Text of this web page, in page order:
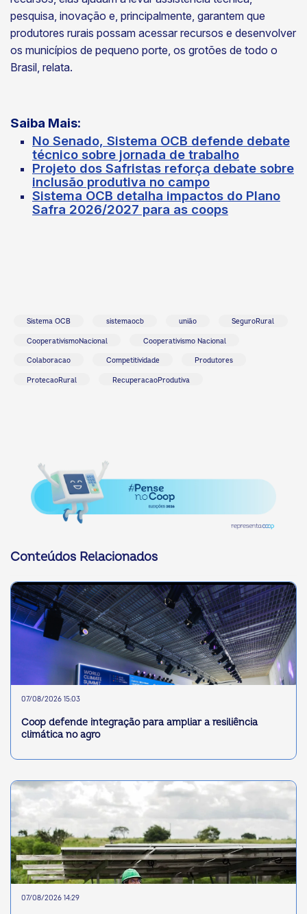
pesquisa, inovação e, principalmente, garantem que
produtores rurais possam acessar recursos e desenvolver
os municípios de pequeno porte, os grotões de todo o
Brasil, relata.
Saiba Mais:
No Senado, Sistema OCB defende debate
técnico sobre jornada de trabalho
Projeto dos Safristas reforça debate sobre
inclusão produtiva no campo
Sistema OCB detalha impactos do Plano
Safra 2026/2027 para as coops
Sistema OCB sistemaocb união SeguroRural
CooperativismoNacional Cooperativismo Nacional
Colaboracao Competitividade Produtores
ProtecaoRural RecuperacaoProdutiva
Conteúdos Relacionados
07/08/2026 15:03
Coop defende integração para ampliar a resiliência
climática no agro
07/08/2026 14:29